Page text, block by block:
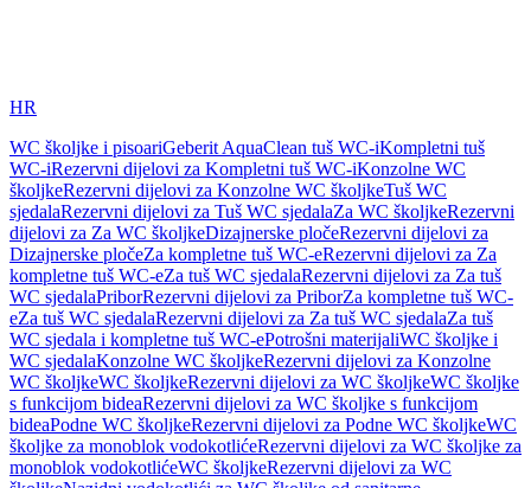
HR
WC školjke i pisoariGeberit AquaClean tuš WC-iKompletni tuš
WC-iRezervni dijelovi za Kompletni tuš WC-iKonzolne WC
školjkeRezervni dijelovi za Konzolne WC školjkeTuš WC
sjedalaRezervni dijelovi za Tuš WC sjedalaZa WC školjkeRezervni
dijelovi za Za WC školjkeDizajnerske pločeRezervni dijelovi za
Dizajnerske pločeZa kompletne tuš WC-eRezervni dijelovi za Za
kompletne tuš WC-eZa tuš WC sjedalaRezervni dijelovi za Za tuš
WC sjedalaPriborRezervni dijelovi za PriborZa kompletne tuš WC-
eZa tuš WC sjedalaRezervni dijelovi za Za tuš WC sjedalaZa tuš
WC sjedala i kompletne tuš WC-ePotrošni materijaliWC školjke i
WC sjedalaKonzolne WC školjkeRezervni dijelovi za Konzolne
WC školjkeWC školjkeRezervni dijelovi za WC školjkeWC školjke
s funkcijom bideaRezervni dijelovi za WC školjke s funkcijom
bideaPodne WC školjkeRezervni dijelovi za Podne WC školjkeWC
školjke za monoblok vodokotlićeRezervni dijelovi za WC školjke za
monoblok vodokotlićeWC školjkeRezervni dijelovi za WC